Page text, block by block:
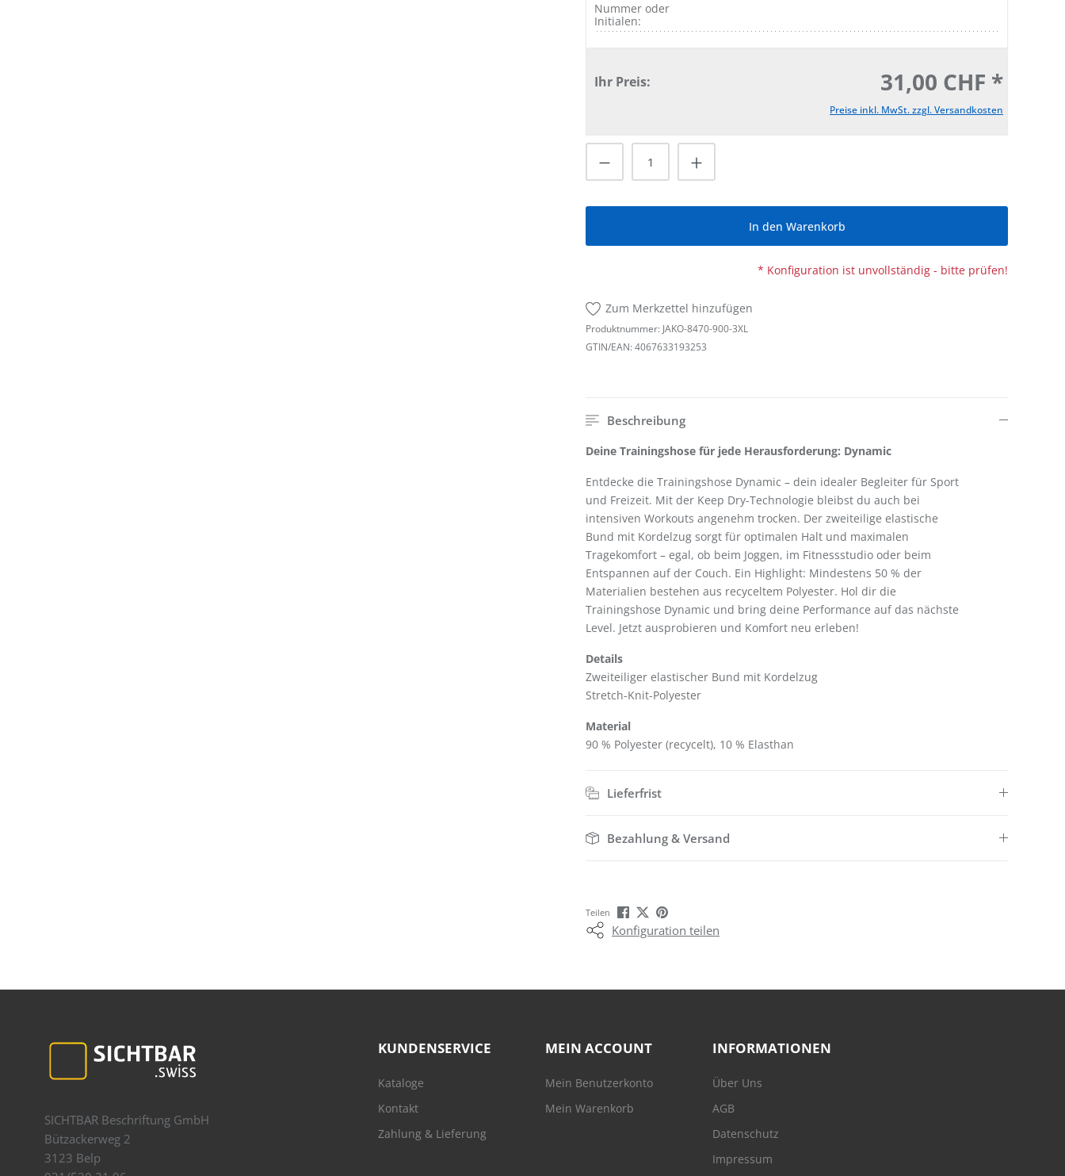
Nummer oder
Initialen:
Ihr Preis: 31,00 CHF *
Preise inkl. MwSt. zzgl. Versandkosten
Produkt Anzahl: Gib den gewünschten Wert ein
In den Warenkorb
* Konfiguration ist unvollständig - bitte prüfen!
Zum Merkzettel hinzufügen
Produktnummer: JAKO-8470-900-3XL
GTIN/EAN: 4067633193253
Beschreibung
Deine Trainingshose für jede Herausforderung: Dynamic
Entdecke die Trainingshose Dynamic – dein idealer Begleiter für Sport
und Freizeit. Mit der Keep Dry-Technologie bleibst du auch bei
intensiven Workouts angenehm trocken. Der zweiteilige elastische
Bund mit Kordelzug sorgt für optimalen Halt und maximalen
Tragekomfort – egal, ob beim Joggen, im Fitnessstudio oder beim
Entspannen auf der Couch. Ein Highlight: Mindestens 50 % der
Materialien bestehen aus recyceltem Polyester. Hol dir die
Trainingshose Dynamic und bring deine Performance auf das nächste
Level. Jetzt ausprobieren und Komfort neu erleben!
Details
Zweiteiliger elastischer Bund mit Kordelzug
Stretch-Knit-Polyester
Material
90 % Polyester (recycelt), 10 % Elasthan
Lieferfrist
Bezahlung & Versand
Teilen
Konfiguration teilen
SICHTBAR Beschriftung GmbH
Bützackerweg 2
3123 Belp
KUNDENSERVICE
Kataloge
Kontakt
Zahlung & Lieferung
MEIN ACCOUNT
Mein Benutzerkonto
Mein Warenkorb
INFORMATIONEN
Über Uns
AGB
Datenschutz
Impressum